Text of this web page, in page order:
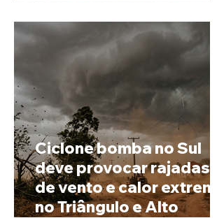
prenome
Ciclone bomba no Sul
deve provocar rajadas
de vento e calor extremo
no Triângulo e Alto